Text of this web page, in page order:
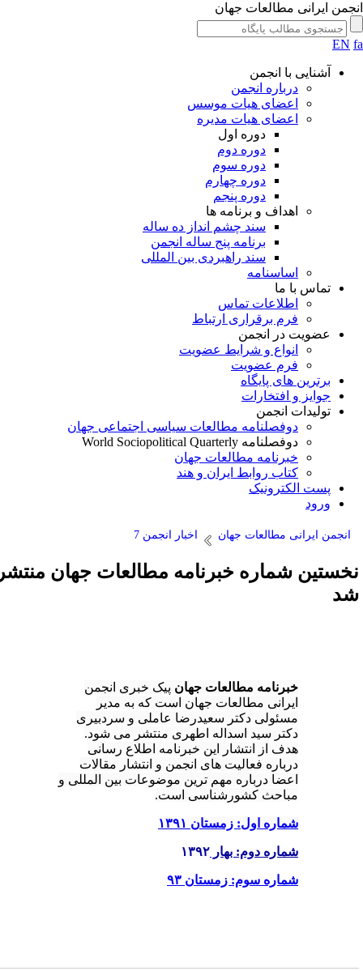
ایرانی مطالعات جهان
EN
آشنایی با انجمن
درباره انجمن
اعضای هیات موسس
اعضای هیات مدیره
دوره اول
دوره دوم
دوره سوم
دوره چهارم
دوره پنجم
اهداف و برنامه ها
سند چشم انداز ده ساله
برنامه پنج ساله انجمن
سند راهبردی بین المللی
اساسنامه
تماس با ما
اطلاعات تماس
فرم برقراری ارتباط
عضویت در انجمن
انواع و شرایط عضویت
فرم عضویت
برترین های پایگاه
جوایز و افتخارات
تولیدات انجمن
دوفصلنامه مطالعات سیاسی اجتماعی جهان
دوفصلنامه World Sociopolitical Quarterly
خبرنامه مطالعات جهان
کتاب روابط ایران و هند
پست الکترونیک
ورود
انجمن ایرانی مطالعات جهان اخبار انجمن 7
شماره خبرنامه مطالعات جهان منتشر
خبرنامه مطالعات جهانپیک خبری انجمن
ایرانی مطالعات جهان است که به مدیر
مسئولی دکتر سعیدرضا عاملی و سردبیری
دکتر سید اسداله اطهری منتشر می شود.
هدف از انتشار این خبرنامه اطلاع رسانی
درباره فعالیت های انجمن و انتشار مقالات
اعضا درباره مهم ترین موضوعات بین المللی و
مباحث کشورشناسی است.
شماره اول: زمستان ۱۳۹۱
شماره دوم: بهار۱۳۹۲
شماره سوم: زمستان ۹۳